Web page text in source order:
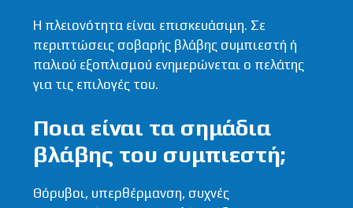
Η πλειονότητα είναι επισκευάσιμη. Σε
περιπτώσεις σοβαρής βλάβης συμπιεστή ή
παλιού εξοπλισμού ενημερώνεται ο πελάτης
για τις επιλογές του.
Ποια είναι τα σημάδια
βλάβης του συμπιεστή;
Θόρυβοι, υπερθέρμανση, συχνές